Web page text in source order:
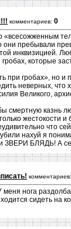
комментариев: 0
«всесожженным
пребывали
инквизицией.
гробах, которые
при гробах», но
неверных, что
Великого,
смертную казнь
жестокости
что
нахуй я
ЗВЕРИ БЛЯДЬ! А
комментариев:
меня нога
сидеть на